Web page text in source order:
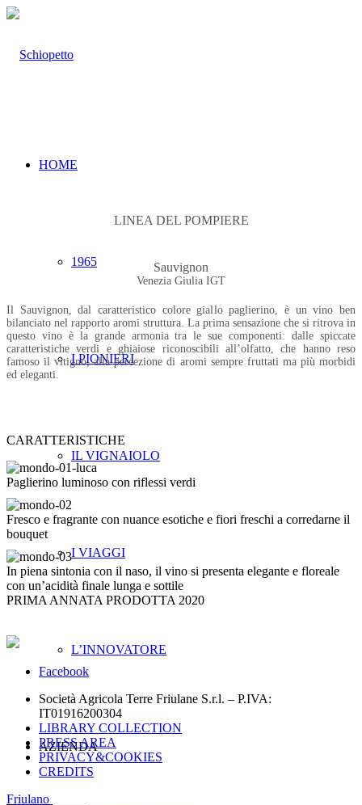
HOME
1965
I PIONIERI
IL VIGNAIOLO
I VIAGGI
L’INNOVATORE
AZIENDA
LINEA DEL POMPIERE
Sauvignon
Venezia Giulia IGT
Il Sauvignon, dal caratteristico colore giallo paglierino, è un vino ben
bilanciato nel rapporto aromi struttura. La prima sensazione che si ritrova in
questo vino è la grande armonia tra le sue componenti: dalle spiccate
caratteristiche verdi e ghiaiose riconoscibili all’olfatto, che hanno reso
famoso il vitigno, alla percezione di aromi sempre fruttati ma più morbidi
ed eleganti.
CARATTERISTICHE
Paglierino luminoso con riflessi verdi
Fresco e fragrante con nuance esotiche e fiori freschi a corredarne il
bouquet
In piena sintonia con il naso, il vino si presenta elegante e floreale
con un’acidità finale lunga e sottile
PRIMA ANNATA PRODOTTA 2020
Facebook
Società Agricola Terre Friulane S.r.l. – P.IVA:
IT01916200304
LIBRARY COLLECTION
PRESS AREA
PRIVACY&COOKIES
CREDITS
Friulano